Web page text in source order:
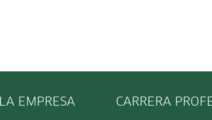
LA EMPRESA CARRERA